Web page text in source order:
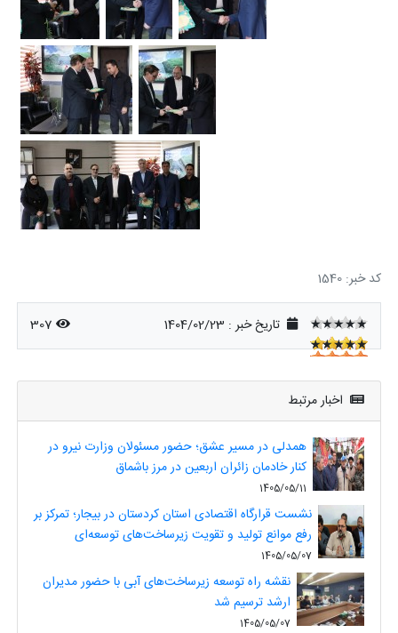
کد خبر: 1540
★★★★★
★★★★★
★★★★★
تاریخ خبر : 1404/02/23 307
اخبار مرتبط
همدلی در مسیر عشق؛ حضور مسئولان وزارت نیرو در
کنار خادمان زائران اربعین در مرز باشماق
1405/05/11
نشست قرارگاه اقتصادی استان کردستان در بیجار؛ تمرکز بر
رفع موانع تولید و تقویت زیرساخت‌های توسعه‌ای
1405/05/07
نقشه راه توسعه زیرساخت‌های آبی با حضور مدیران
ارشد ترسیم شد
1405/05/07